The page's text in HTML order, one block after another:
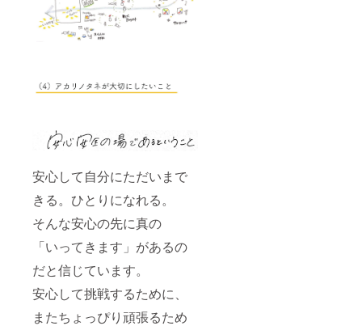
安心して自分にただいまで
きる。ひとりになれる。
そんな安心の先に真の
「いってきます」があるの
だと信じています。
安心して挑戦するために、
またちょっぴり頑張るため